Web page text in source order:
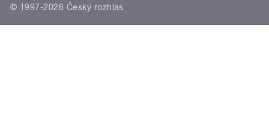
© 1997-2026 Český rozhlas